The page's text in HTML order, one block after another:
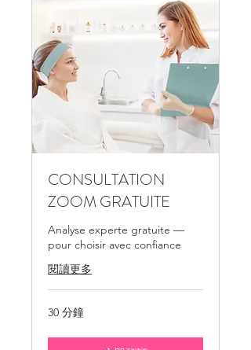
CONSULTATION
ZOOM GRATUITE
Analyse experte gratuite —
pour choisir avec confiance
閱讀更多
30 分鐘